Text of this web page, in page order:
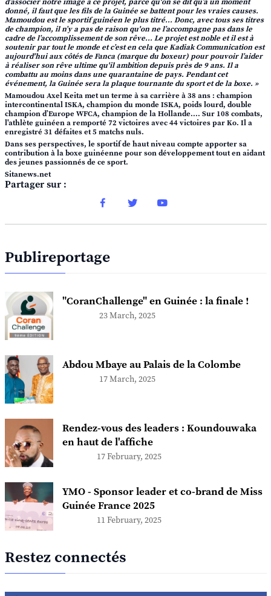
d’associer notre image à ce projet, parce qu'on se dit qu’à un moment
donné, il faut que les fils de la Guinée se battent pour les vraies causes.
Mamoudou est le sportif guinéen le plus titré... Donc, avec tous ses titres
de champion, il n’y a pas de raison qu'on ne l’accompagne pas dans le
cadre de l’accomplissement de son rêve... Le projet est noble et il est à
soutenir par tout le monde et c’est en cela que Kadiak Communication est
aujourd'hui aux côtés de Fanca (marque du boxeur) pour pouvoir l’aider
à réaliser son rêve ultime qu'il ambition depuis près de 9 ans. Il a
combattu au moins dans une quarantaine de pays. Pendant cet
événement, la Guinée sera la plaque tournante du sport et de la boxe. »
Mamoudou Axel Keita met un terme à sa carrière à 38 ans : champion
intercontinental ISKA, champion du monde ISKA, poids lourd, double
champion d’Europe WFCA, champion de la Hollande.... Sur 108 combats,
l'athlète guinéen a remporté 72 victoires avec 44 victoires par Ko. Il a
enregistré 31 défaites et 5 matchs nuls.
Dans ses perspectives, le sportif de haut niveau compte apporter sa
contribution à la boxe guinéenne pour son développement tout en aidant
des jeunes passionnés de ce sport.
Sitanews.net
Partager sur :
Publireportage
"CoranChallenge" en Guinée : la finale !
23 March, 2025
Abdou Mbaye au Palais de la Colombe
17 March, 2025
Rendez-vous des leaders : Koundouwaka
en haut de l'affiche
17 February, 2025
YMO - Sponsor leader et co-brand de Miss
Guinée France 2025
11 February, 2025
Restez connectés